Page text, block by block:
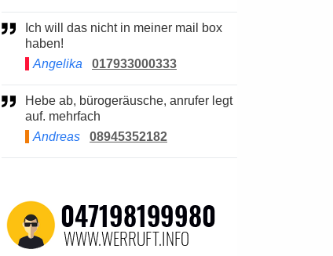
haben!
Angelika
017933000333
Hebe ab, bürogeräusche, anrufer legt
auf. mehrfach
Andreas
08945352182